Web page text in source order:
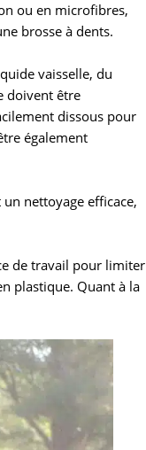
ou en microfibres,
brosse à dents.
vaisselle, du
doivent être
dissous pour
également
nettoyage efficace,
de travail pour limiter
plastique. Quant à la